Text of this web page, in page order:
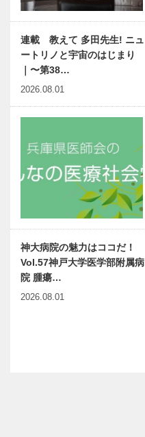
連載 教えて 多田先生! ニュ
ートリノと宇宙のはじまり
｜〜第38…
2026.08.01
神大病院の魅力はココだ！
Vol.57神戸大学医学部附属病
院 腫瘍…
2026.08.01